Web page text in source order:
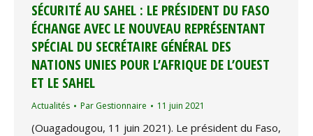
SÉCURITÉ AU SAHEL : LE PRÉSIDENT DU FASO
ÉCHANGE AVEC LE NOUVEAU REPRÉSENTANT
SPÉCIAL DU SECRÉTAIRE GÉNÉRAL DES
NATIONS UNIES POUR L’AFRIQUE DE L’OUEST
ET LE SAHEL
Actualités Par Gestionnaire 11 juin 2021
(Ouagadougou, 11 juin 2021). Le président du Faso,